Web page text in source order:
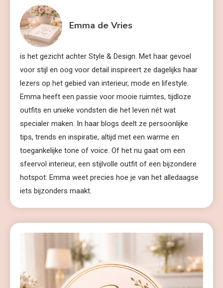
Emma de Vries
is het gezicht achter Style & Design. Met haar gevoel
voor stijl en oog voor detail inspireert ze dagelijks haar
lezers op het gebied van interieur, mode en lifestyle.
Emma heeft een passie voor mooie ruimtes, tijdloze
outfits en unieke vondsten die het leven nét wat
specialer maken. In haar blogs deelt ze persoonlijke
tips, trends en inspiratie, altijd met een warme en
toegankelijke tone of voice. Of het nu gaat om een
sfeervol interieur, een stijlvolle outfit of een bijzondere
hotspot: Emma weet precies hoe je van het alledaagse
iets bijzonders maakt.